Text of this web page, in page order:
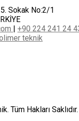
Sokak No:2/1
| +90 224 241 24
Tüm Hakları Saklıdır.